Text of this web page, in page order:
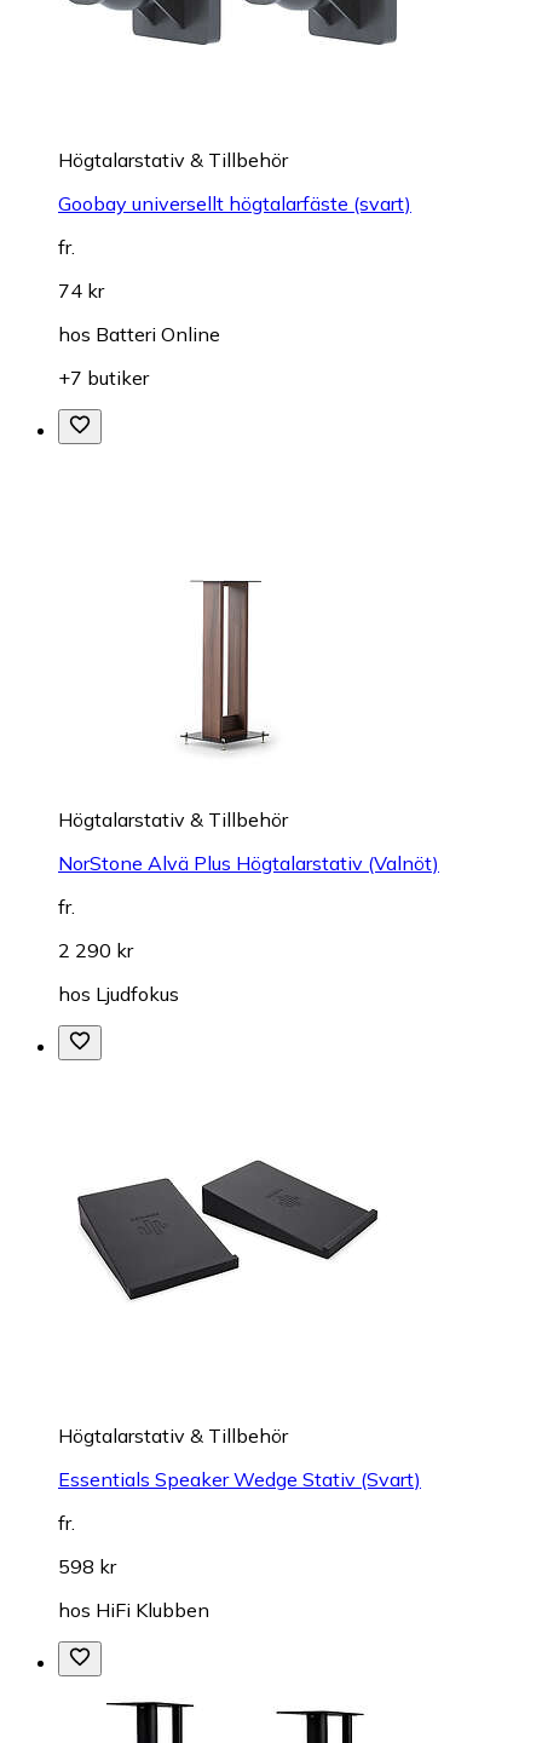
Högtalarstativ & Tillbehör
Goobay universellt högtalarfäste (svart)
fr.
74 kr
hos Batteri Online
+7 butiker
Högtalarstativ & Tillbehör
NorStone Alvä Plus Högtalarstativ (Valnöt)
fr.
2 290 kr
hos Ljudfokus
Högtalarstativ & Tillbehör
Essentials Speaker Wedge Stativ (Svart)
fr.
598 kr
hos HiFi Klubben